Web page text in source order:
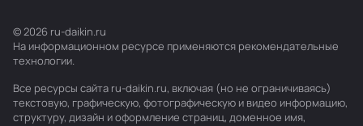
© 2026 ru-daikin.ru
На информационном ресурсе применяются рекомендательные
технологии.
Все ресурсы сайта ru-daikin.ru, включая (но не ограничиваясь)
текстовую, графическую, фотографическую и видео информацию,
структуру, дизайн и оформление страниц, доменное имя,